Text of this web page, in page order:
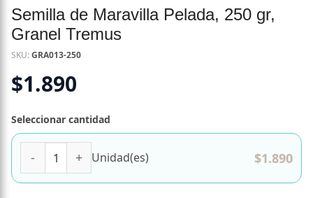
Semilla de Maravilla Pelada, 250 gr,
Granel Tremus
SKU:GRA013-250
$1.890
Seleccionar cantidad
Unidad(es) $1.890